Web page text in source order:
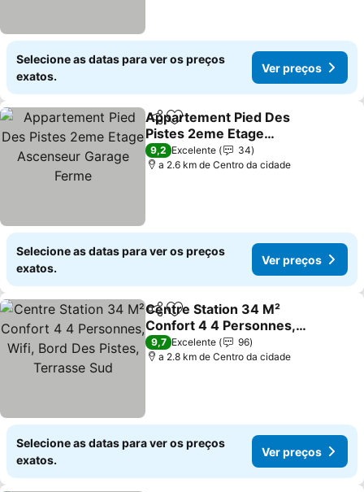
Selecione as datas para ver os preços
exatos.
Ver preços
PartilharAdicionar aos favoritos
Appartement Pied Des
Pistes 2eme Etage
Ascenseur Garage Ferme
9,2 Excelente
34
a 2.6 km de Centro da cidade
Selecione as datas para ver os preços
exatos.
Ver preços
PartilharAdicionar aos favoritos
Centre Station 34 M²
Confort 4 4 Personnes,
Wifi, Bord Des Pistes,
Terrasse Sud
9,7 Excelente
96
a 2.8 km de Centro da cidade
Selecione as datas para ver os preços
exatos.
Ver preços